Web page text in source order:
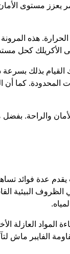
يعزز مستوى
هذه
الأكريلك كحل
القيام بذلك
المحدودة.
والراحة.
عدة فوائد
الظروف
العازلة
الفايبر ماش